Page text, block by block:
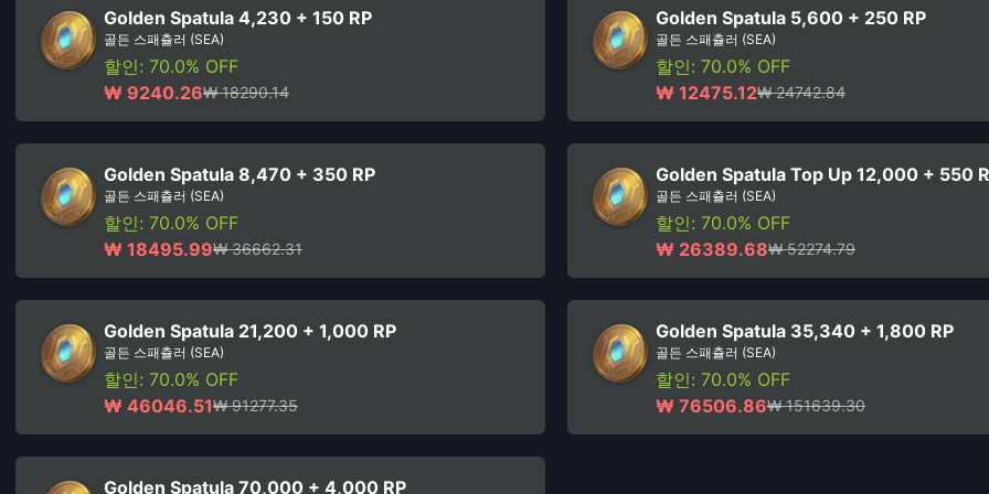
Golden Spatula 4,230 + 150 RP
골든 스패츌러 (SEA)
할인: 70.0% OFF
₩ 9240.26₩ 18290.14
Golden Spatula 5,600 + 250 RP
골든 스패츌러 (SEA)
할인: 70.0% OFF
₩ 12475.12₩ 24742.84
Golden Spatula 8,470 + 350 RP
골든 스패츌러 (SEA)
할인: 70.0% OFF
₩ 18495.99₩ 36662.31
Golden Spatula Top Up 12,000 + 550
골든 스패츌러 (SEA)
할인: 70.0% OFF
₩ 26389.68₩ 52274.79
Golden Spatula 21,200 + 1,000 RP
골든 스패츌러 (SEA)
할인: 70.0% OFF
₩ 46046.51₩ 91277.35
Golden Spatula 35,340 + 1,800 RP
골든 스패츌러 (SEA)
할인: 70.0% OFF
₩ 76506.86₩ 151639.30
Golden Spatula 70,000 + 4,000 RP